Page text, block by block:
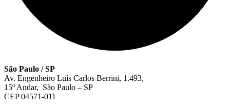
São Paulo / SP
Av. Engenheiro Luís Carlos Berrini, 1.493,
15º Andar, São Paulo – SP
CEP 04571-011